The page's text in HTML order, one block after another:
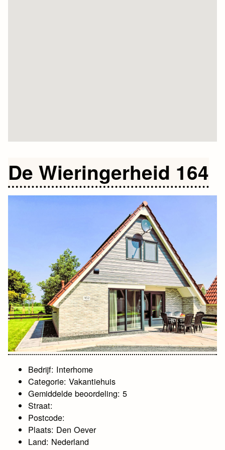
De Wieringerheid 164
Bedrijf: Interhome
Categorie: Vakantiehuis
Gemiddelde beoordeling: 5
Straat:
Postcode:
Plaats: Den Oever
Land: Nederland